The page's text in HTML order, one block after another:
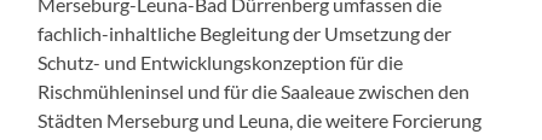
fachlich-inhaltliche Begleitung der Umsetzung der
Schutz- und Entwicklungskonzeption für die
Rischmühleninsel und für die Saaleaue zwischen den
Städten Merseburg und Leuna, die weitere Forcierung